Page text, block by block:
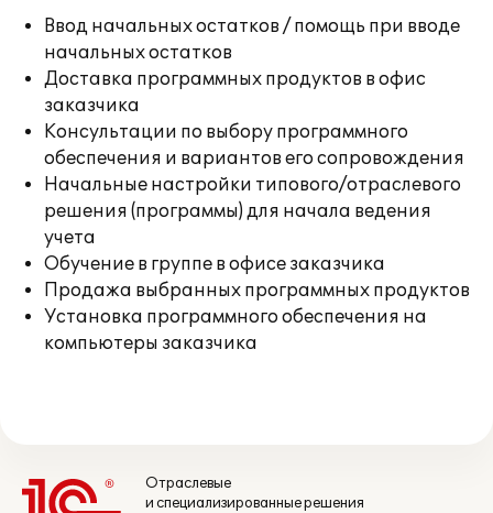
Ввод начальных остатков / помощь при вводе
начальных остатков
Доставка программных продуктов в офис
заказчика
Консультации по выбору программного
обеспечения и вариантов его сопровождения
Начальные настройки типового/отраслевого
решения (программы) для начала ведения
учета
Обучение в группе в офисе заказчика
Продажа выбранных программных продуктов
Установка программного обеспечения на
компьютеры заказчика
Отраслевые
и специализированные решения